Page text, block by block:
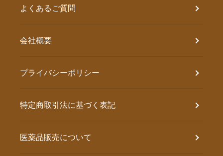
よくあるご質問
会社概要
プライバシーポリシー
特定商取引法に基づく表記
医薬品販売について